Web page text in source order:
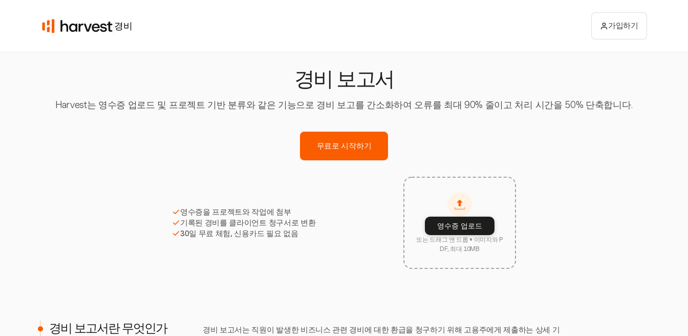
경비 가입하기
경비 보고서
Harvest는 영수증 업로드 및 프로젝트 기반 분류와 같은 기능으로 경비 보고를 간소화하여 오류를 최대 90% 줄이고 처리 시간을 50% 단축합니다.
무료로 시작하기
영수증을 프로젝트와 작업에 첨부
기록된 경비를 클라이언트 청구서로 변환
30일 무료 체험, 신용카드 필요 없음
영수증 업로드
또는 드래그 앤 드롭 • 이미지와 P
DF, 최대 10MB
경비 보고서란 무엇인가
경비 보고서는 직원이 발생한 비즈니스 관련 경비에 대한 환급을 청구하기 위해 고용주에게 제출하는 상세 기